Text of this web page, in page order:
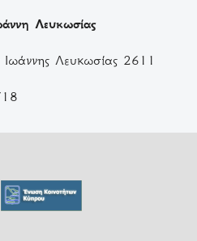
Λευκωσίας
Λευκωσίας 2611